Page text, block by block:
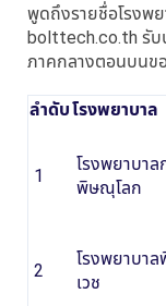
พูดถึงรายชื่อโรงพ
bolttech.co.th รั
ภาคกลางตอนบนข
ลำดับโรงพยาบาล
1
โรงพยาบา
พิษณุโลก
2
โรงพยาบา
เวช